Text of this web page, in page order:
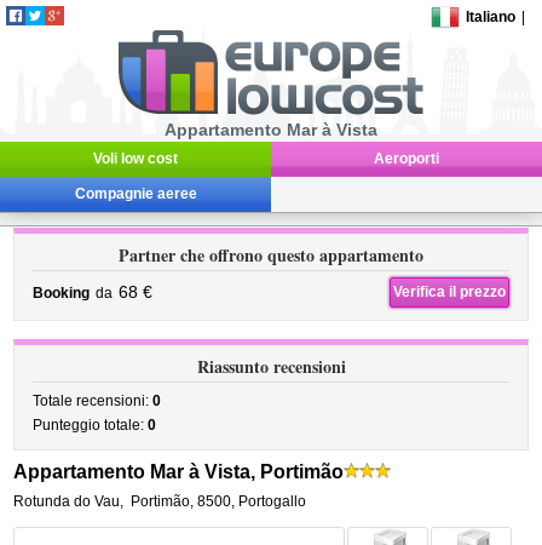
Italiano
Appartamento Mar à Vista
Voli low cost Aeroporti
Compagnie aeree
Partner che offrono questo appartamento
Booking da 68 € Verifica il prezzo
Riassunto recensioni
Totale recensioni:0
Punteggio totale:0
Appartamento Mar à Vista, Portimão
Rotunda do Vau, Portimão,8500, Portogallo